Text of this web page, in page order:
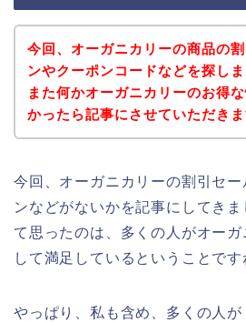
今回、オーガニカリーの商品の
ンやクーポンコードなどを探しま
また何かオーガニカリーのお得
かったら記事にさせていただきま
今回、オーガニカリーの割引セ
ンなどがないかを記事にしてき
て思ったのは、多くの人がオー
して満足しているということです
やっぱり、私も含め、多くの人